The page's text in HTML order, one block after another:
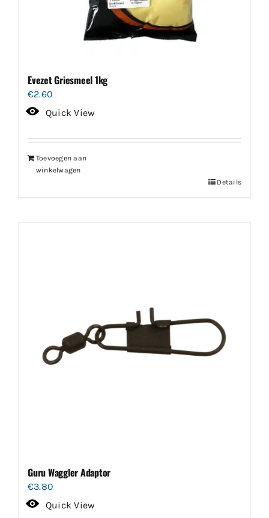
Evezet Griesmeel 1kg
€2.60
Quick View
Toevoegen aan
winkelwagen
Details
Guru Waggler Adaptor
€3.80
Quick View